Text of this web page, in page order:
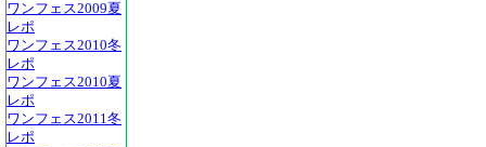
ワンフェス2009夏
レポ
ワンフェス2010冬
レポ
ワンフェス2010夏
レポ
ワンフェス2011冬
レポ